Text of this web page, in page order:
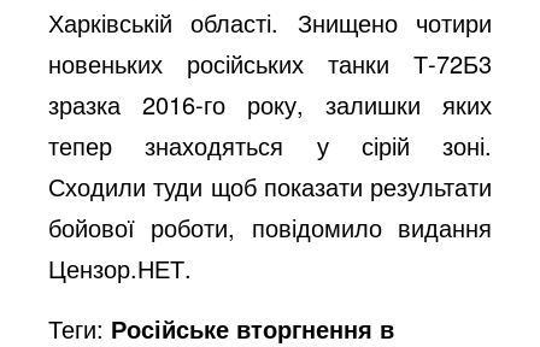
Харківській області. Знищено чотири
новеньких російських танки Т-72Б3
зразка 2016-го року, залишки яких
тепер знаходяться у сірій зоні.
Сходили туди щоб показати результати
бойової роботи, повідомило видання
Цензор.НЕТ.
Теги: Російське вторгнення в